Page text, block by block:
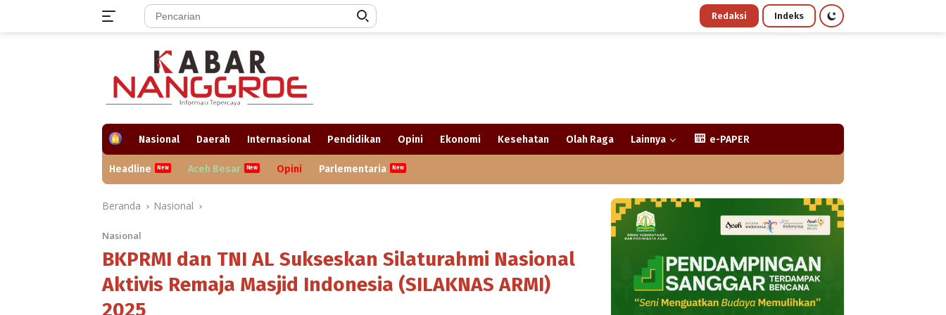
Redaksi Indeks
H
e
Nasional Daerah Internasional Pendidikan Opini Ekonomi Kesehatan Olah Raga Lainnya e-PAPER
Headline Aceh Besar Opini Parlementaria
Beranda Nasional
Nasional
BKPRMI dan TNI AL Sukseskan Silaturahmi Nasional
Aktivis Remaja Masjid Indonesia (SILAKNAS ARMI)
2025